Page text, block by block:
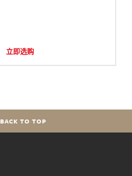
立即选购
BACK TO TOP